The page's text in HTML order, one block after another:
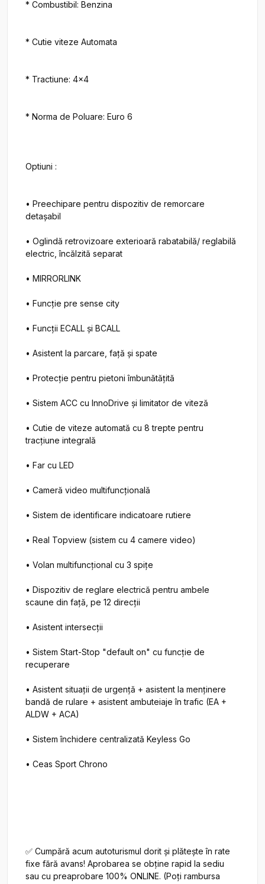
* Combustibil: Benzina
* Cutie viteze Automata
* Tractiune: 4x4
* Norma de Poluare: Euro 6
Optiuni :
• Preechipare pentru dispozitiv de remorcare
detaşabil
• Oglindă retrovizoare exterioară rabatabilă/ reglabilă
electric, încălzită separat
• MIRRORLINK
• Funcţie pre sense city
• Funcţii ECALL şi BCALL
• Asistent la parcare, faţă şi spate
• Protecţie pentru pietoni îmbunătăţită
• Sistem ACC cu InnoDrive şi limitator de viteză
• Cutie de viteze automată cu 8 trepte pentru
tracţiune integrală
• Far cu LED
• Cameră video multifuncţională
• Sistem de identificare indicatoare rutiere
• Real Topview (sistem cu 4 camere video)
• Volan multifuncţional cu 3 spiţe
• Dispozitiv de reglare electrică pentru ambele
scaune din faţă, pe 12 direcţii
• Asistent intersecţii
• Sistem Start-Stop "default on" cu funcţie de
recuperare
• Asistent situaţii de urgenţă + asistent la menţinere
bandă de rulare + asistent ambuteiaje în trafic (EA +
ALDW + ACA)
• Sistem închidere centralizată Keyless Go
• Ceas Sport Chrono
✅ Cumpără acum autoturismul dorit și plătește în rate
fixe fără avans! Aprobarea se obține rapid la sediu
sau cu preaprobare 100% ONLINE. (Poți rambursa